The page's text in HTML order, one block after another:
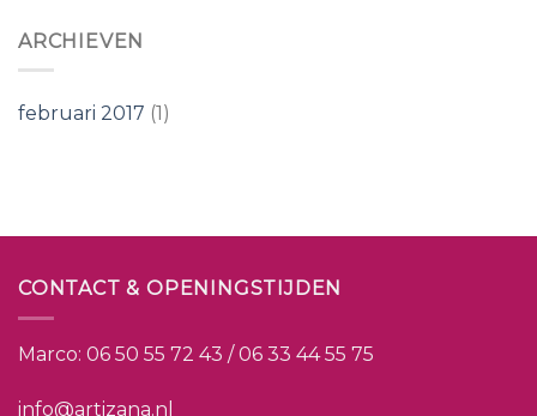
ARCHIEVEN
februari 2017 (1)
CONTACT & OPENINGSTIJDEN
Marco: 06 50 55 72 43 / 06 33 44 55 75
info@artizana.nl